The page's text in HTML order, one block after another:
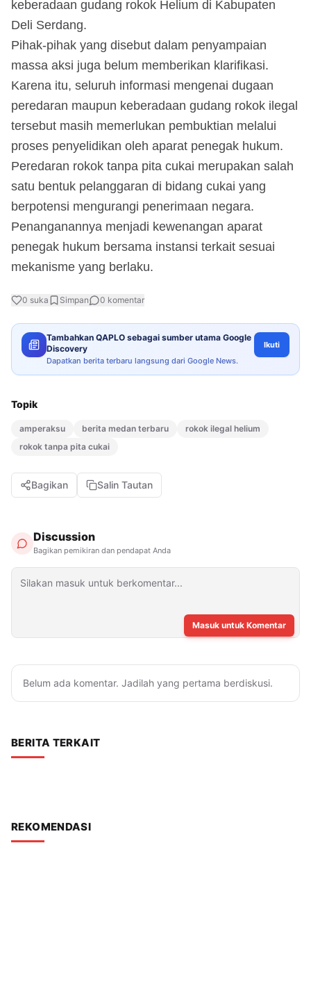
keberadaan gudang rokok Helium di Kabupaten
Deli Serdang.
Pihak-pihak yang disebut dalam penyampaian
massa aksi juga belum memberikan klarifikasi.
Karena itu, seluruh informasi mengenai dugaan
peredaran maupun keberadaan gudang rokok ilegal
tersebut masih memerlukan pembuktian melalui
proses penyelidikan oleh aparat penegak hukum.
Peredaran rokok tanpa pita cukai merupakan salah
satu bentuk pelanggaran di bidang cukai yang
berpotensi mengurangi penerimaan negara.
Penanganannya menjadi kewenangan aparat
penegak hukum bersama instansi terkait sesuai
mekanisme yang berlaku.
0 suka Simpan 0 komentar
Tambahkan QAPLO sebagai sumber utama Google
Discovery
Dapatkan berita terbaru langsung dari Google News.
Ikuti
Topik
amperaksu berita medan terbaru
rokok ilegal helium
rokok tanpa pita cukai
Bagikan Salin Tautan
Discussion
Bagikan pemikiran dan pendapat Anda
Masuk untuk Komentar
Belum ada komentar. Jadilah yang pertama berdiskusi.
BERITA TERKAIT
REKOMENDASI